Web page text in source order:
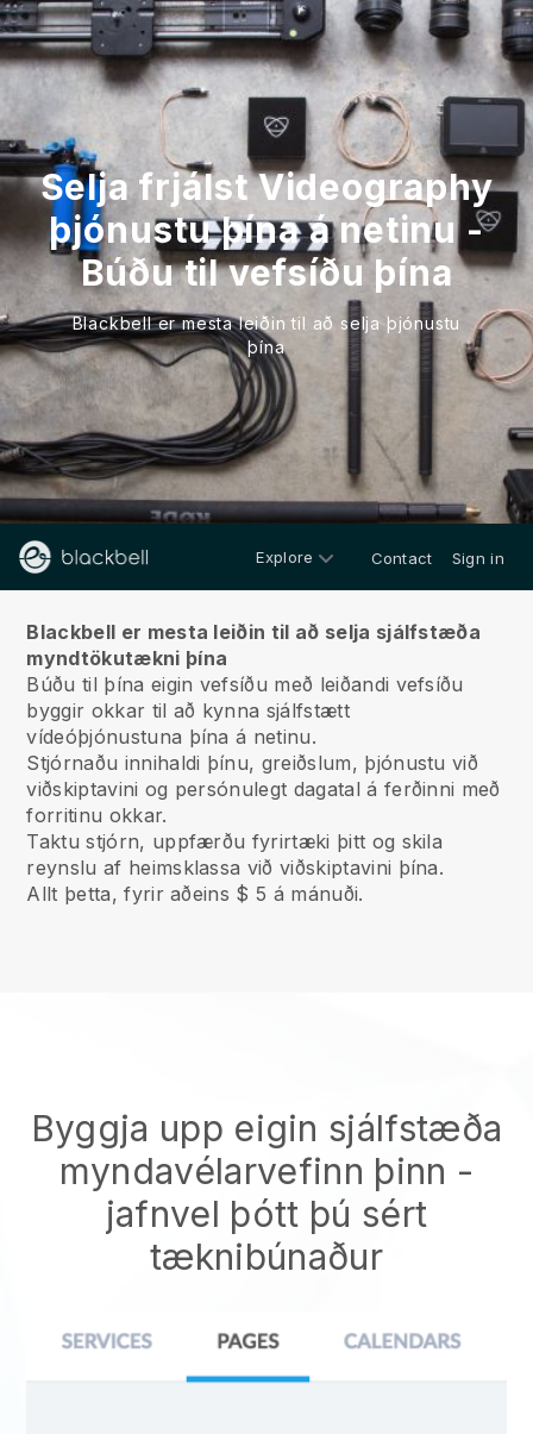
Selja frjálst Videography
þjónustu þína á netinu -
Búðu til vefsíðu þína
Blackbell er mesta leiðin til að selja þjónustu
þína
Explore Contact Sign in
Blackbell er mesta leiðin til að selja sjálfstæða
myndtökutækni þína
Búðu til þína eigin vefsíðu með leiðandi vefsíðu
byggir okkar til að kynna sjálfstætt
vídeóþjónustuna þína á netinu.
Stjórnaðu innihaldi þínu, greiðslum, þjónustu við
viðskiptavini og persónulegt dagatal á ferðinni með
forritinu okkar.
Taktu stjórn, uppfærðu fyrirtæki þitt og skila
reynslu af heimsklassa við viðskiptavini þína.
Allt þetta, fyrir aðeins $ 5 á mánuði.
Byggja upp eigin sjálfstæða
myndavélarvefinn þinn -
jafnvel þótt þú sért
tæknibúnaður